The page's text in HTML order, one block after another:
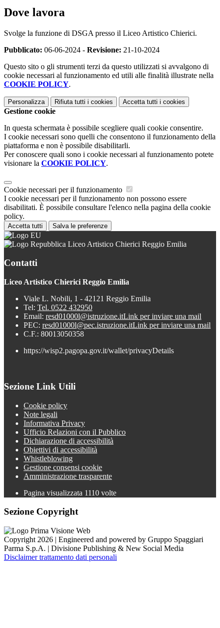
Dove lavora
Svolge la funzione di DSGA presso il Liceo Artistico Chierici.
Pubblicato: 06-06-2024 - Revisione: 21-10-2024
Questo sito o gli strumenti terzi da questo utilizzati si avvalgono di
cookie necessari al funzionamento ed utili alle finalità illustrate nella
COOKIE POLICY.
Personalizza Rifiuta tutti i cookies Accetta tutti i cookies
Gestione cookie
In questa schermata è possibile scegliere quali cookie consentire.
I cookie necessari sono quelli che consentono il funzionamento della
piattaforma e non è possibile disabilitarli.
Per conoscere quali sono i cookie necessari al funzionamento potete
visionare la COOKIE POLICY.
Cookie necessari per il funzionamento
I cookie necessari per il funzionamento non possono essere
disabilitati. È possibile consultare l'elenco nella pagina della cookie
policy.
Accetta tutti Salva le preferenze
Liceo Artistico Chierici Reggio Emilia
Contatti
Liceo Artistico Chierici Reggio Emilia
Viale L. Nobili, 1 - 42121 Reggio Emilia
Tel: Tel. 0522 432950
Email: resd01000l@istruzione.itLink per inviare una mail
PEC: resd01000l@pec.istruzione.itLink per inviare una mail
C.F.: 80013050358
https://wisp2.pagopa.gov.it/wallet/privacyDetails
Sezione Link Utili
Cookie policy
Note legali
Informativa Privacy
Ufficio Relazioni con il Pubblico
Dichiarazione di accessibilità
Obiettivi di accessibilità
Whistleblowing
Gestione consensi cookie
Amministrazione trasparente
Pagina visualizzata 1110 volte
Sezione Copyright
Copyright 2026 | Engineered and powered by Gruppo Spaggiari
Parma S.p.A. | Divisione Publishing & New Social Media
Disclaimer trattamento dati personali